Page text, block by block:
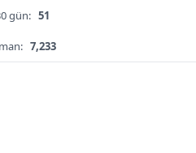
gün: 51
7,233